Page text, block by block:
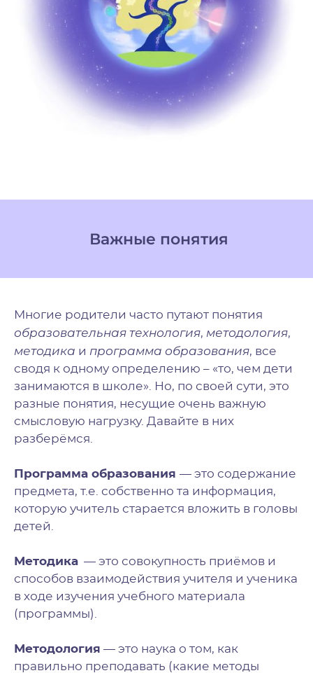
Важные понятия
Многие родители часто путают понятия
образовательная технология, методология,
методика и программа образования, все
сводя к одному определению – «то, чем дети
занимаются в школе». Но, по своей сути, это
разные понятия, несущие очень важную
смысловую нагрузку. Давайте в них
разберёмся.
Программа образования — это содержание
предмета, т.е. собственно та информация,
которую учитель старается вложить в головы
детей.
Методика — это совокупность приёмов и
способов взаимодействия учителя и ученика
в ходе изучения учебного материала
(программы).
Методология — это наука о том, как
правильно преподавать (какие методы